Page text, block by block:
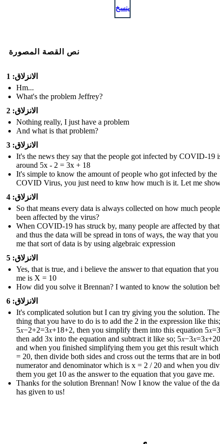
ينسخ
نص القصة المصورة
الانزلاق: 1
Hm...
What's the problem Jeffrey?
الانزلاق: 2
Nothing really, I just have a problem
And what is that problem?
الانزلاق: 3
It's the news they say that the people got infected by COVID-19
around 5x - 2 = 3x + 18
It's simple to know the amount of people who got infected by the
COVID Virus, you just need to knw how much is it. Let me
الانزلاق: 4
So that means every data is always collected on how much
been affected by the virus?
When COVID-19 has struck by, many people are affected by
and thus the data will be spread in tons of ways, the way that you
me that sort of data is by using algebraic expression
الانزلاق: 5
Yes, that is true, and i believe the answer to that equation that you
me is X = 10
How did you solve it Brennan? I wanted to know the solution
الانزلاق: 6
It's complicated solution but I can try giving you the solution.
thing that you have to do is to add the 2 in the expression like this;
5𝑥−2+2=3𝑥+18+2 , then you simplify them into this equation
then add 3x into the equation and subtract it like so;
and when you finished simplifying them you get this result which
= 20, then divide both sides and cross out the terms that are in
numerator and denominator which is x = 2 / 20 and when you
them you get 10 as the answer to the equation that you gave me.
Thanks for the solution Brennan! Now I know the value of the
has given to us !